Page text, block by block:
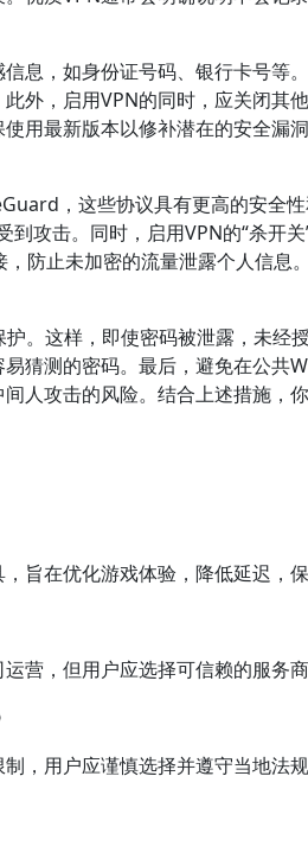
息，如身份证号码、银行卡号等
外，启用VPN的同时，应关闭其
用最新版本以修补潜在的安全漏
，这些协议具有更高的安全
攻击。同时，启用VPN的“杀开
防止未加密的流量泄露个人信息
。这样，即使密码被泄露，未经
猜测的密码。最后，避免在公共
人攻击的风险。结合上述措施，
旨在优化游戏体验，降低延迟，保
营，但用户应选择可信赖的服务商
，用户应谨慎选择并遵守当地法规